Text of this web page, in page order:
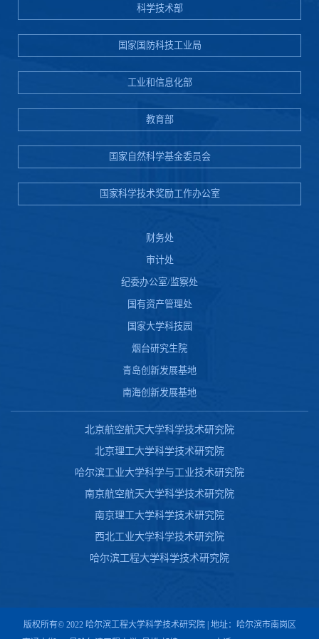
科学技术部
国家国防科技工业局
工业和信息化部
教育部
国家自然科学基金委员会
国家科学技术奖励工作办公室
财务处
审计处
纪委办公室/监察处
国有资产管理处
国家大学科技园
烟台研究生院
青岛创新发展基地
南海创新发展基地
北京航空航天大学科学技术研究院
北京理工大学科学技术研究院
哈尔滨工业大学科学与工业技术研究院
南京航空航天大学科学技术研究院
南京理工大学科学技术研究院
西北工业大学科学技术研究院
哈尔滨工程大学科学技术研究院
版权所有© 2022 哈尔滨工程大学科学技术研究院 | 地址：哈尔滨市南岗区